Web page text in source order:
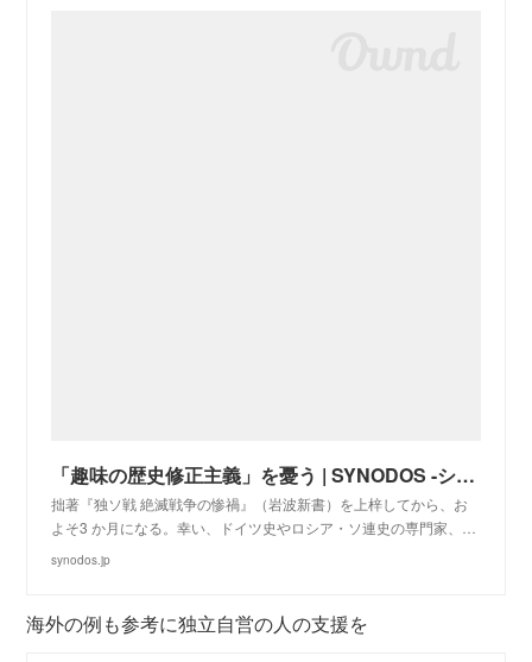
「趣味の歴史修正主義」を憂う | SYNODOS -シノドス-
拙著『独ソ戦 絶滅戦争の惨禍』（岩波新書）を上梓してから、お
よそ3 か月になる。幸い、ドイツ史やロシア・ソ連史の専門家、…
synodos.jp
海外の例も参考に独立自営の人の支援を